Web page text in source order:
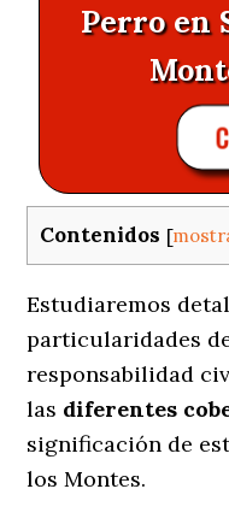
Perro en
Contenidos [
Estudiaremos
particularidades
responsabilidad
las diferentes
significación de
los Montes.